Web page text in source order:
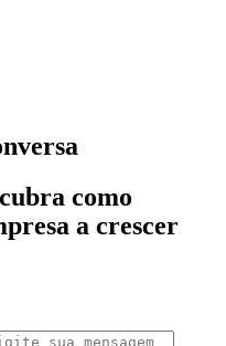
como
a crescer